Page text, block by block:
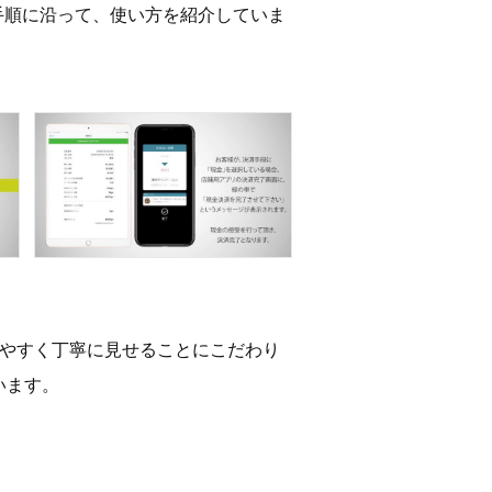
に沿って、使い方を紹介していま
すく丁寧に見せることにこだわり
す。